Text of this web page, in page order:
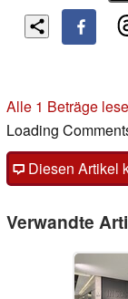
Alle 1 Beträge
Loading
Diesen Artikel
Verwandte